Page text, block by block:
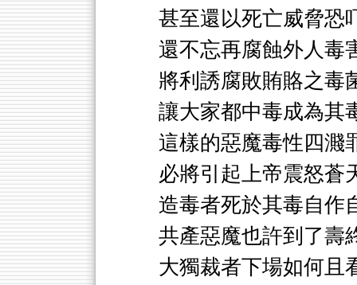
甚至還以死亡威脅恐
還不忘再腐蝕外人毒
將利誘腐敗賄賂之毒
讓大家都中毒成為其
這樣的惡魔毒性四濺
必將引起上帝震怒蒼
造毒者死於其毒自作
共產惡魔也許到了壽
大獨裁者下場如何且